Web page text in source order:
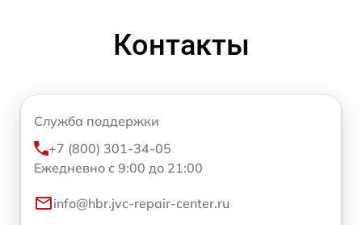
Контакты
Служба поддержки
+7 (800) 301-34-05
Ежедневно с 9:00 до 21:00
info@hbr.jvc-repair-center.ru